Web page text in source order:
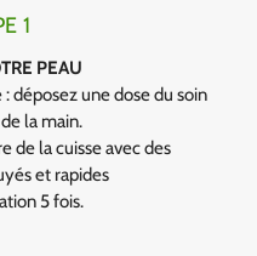
1
PEAU
déposez une dose du soin
la main.
de la cuisse avec des
et rapides
5 fois.